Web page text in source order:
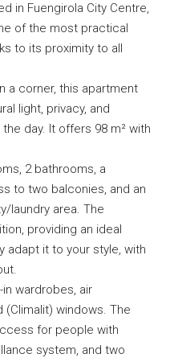
in Fuengirola City Centre,
of the most practical
to its proximity to all
a corner, this apartment
light, privacy, and
day. It offers 98 m² with
2 bathrooms, a
to two balconies, and an
laundry area. The
providing an ideal
adapt it to your style, with
wardrobes, air
windows. The
for people with
system, and two